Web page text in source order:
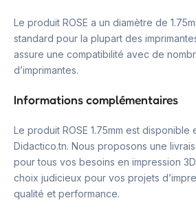
Le produit ROSE a un diamètre de
standard pour la plupart des
assure une compatibilité avec de
d’imprimantes.
Informations complémentaires
Le produit ROSE 1.75mm est disponible
Didactico.tn. Nous proposons une
pour tous vos besoins en impression
choix judicieux pour vos projets
qualité et performance.